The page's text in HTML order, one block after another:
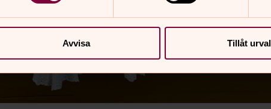
Avvisa Tillåt urval